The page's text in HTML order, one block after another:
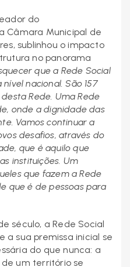
do
Câmara Municipal de
sublinhou o impacto
no panorama
que a Rede Social
nacional. São 157
Rede. Uma Rede
onde a dignidade das
Vamos continuar a
desafios, através do
que é aquilo que
instituições. Um
que fazem a Rede
que é de pessoas para
século, a Rede Social
a sua premissa inicial se
do que nunca: a
um território se